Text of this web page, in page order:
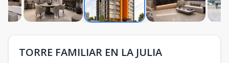
TORRE FAMILIAR EN LA JULIA